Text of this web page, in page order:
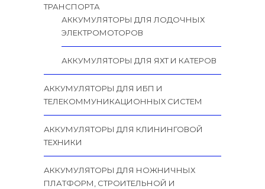
ТРАНСПОРТА
АККУМУЛЯТОРЫ ДЛЯ ЛОДОЧНЫХ
ЭЛЕКТРОМОТОРОВ
АККУМУЛЯТОРЫ ДЛЯ ЯХТ И КАТЕРОВ
АККУМУЛЯТОРЫ ДЛЯ ИБП И
ТЕЛЕКОММУНИКАЦИОННЫХ СИСТЕМ
АККУМУЛЯТОРЫ ДЛЯ КЛИНИНГОВОЙ
ТЕХНИКИ
АККУМУЛЯТОРЫ ДЛЯ НОЖНИЧНЫХ
ПЛАТФОРМ, СТРОИТЕЛЬНОЙ И